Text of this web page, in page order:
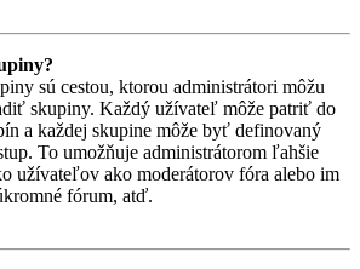
sú cestou, ktorou administrátori môžu
skupiny. Každý užívateľ môže patriť do
a každej skupine môže byť definovaný
To umožňuje administrátorom ľahšie
užívateľov ako moderátorov fóra alebo im
fórum, atď.